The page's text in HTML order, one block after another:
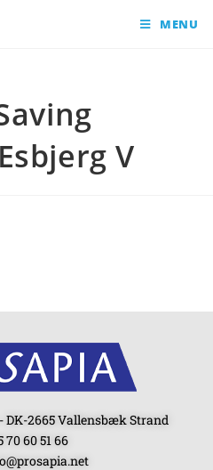
MENU
V
DK-2665 Vallensbæk Strand
70 60 51 66